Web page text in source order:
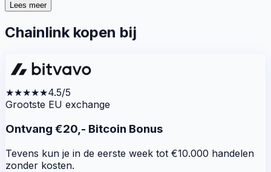
Lees meer
Chainlink kopen bij
★★★★★4.5/5
Grootste EU exchange
Ontvang €20,- Bitcoin Bonus
Tevens kun je in de eerste week tot €10.000 handelen
zonder kosten.